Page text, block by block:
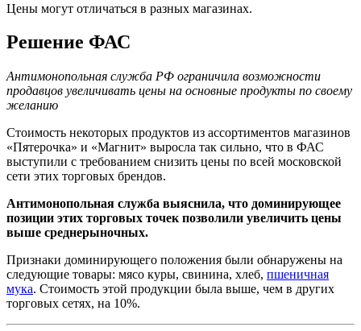
Цены могут отличаться в разных магазинах.
Решение ФАС
Антимонопольная служба РФ ограничила возможности
продавцов увеличивать цены на основные продукты по своему
желанию
Стоимость некоторых продуктов из ассортиментов магазинов
«Пятерочка» и «Магнит» выросла так сильно, что в ФАС
выступили с требованием снизить цены по всей московской
сети этих торговых брендов.
Антимонопольная служба выяснила, что доминирующее
позиции этих торговых точек позволили увеличить цены
выше среднерыночных.
Признаки доминирующего положения были обнаружены на
следующие товары: мясо куры, свинина, хлеб, пшеничная
мука. Стоимость этой продукции была выше, чем в других
торговых сетях, на 10%.